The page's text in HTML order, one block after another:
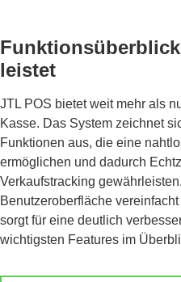
leistet
JTL POS bietet weit mehr als
Kasse. Das System zeichnet
Funktionen aus, die eine
ermöglichen und dadurch
Verkaufstracking
Benutzeroberfläche
sorgt für eine deutlich
wichtigsten Features im